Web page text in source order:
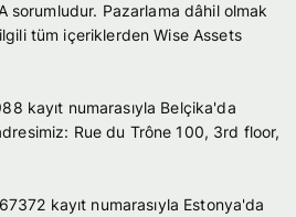
sorumludur. Pazarlama dâhil olmak
tüm içeriklerden Wise Assets
kayıt numarasıyla Belçika'da
Rue du Trône 100, 3rd floor,
kayıt numarasıyla Estonya'da